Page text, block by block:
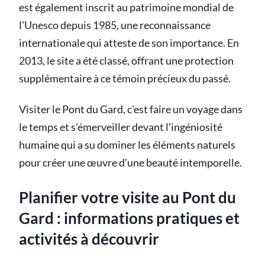
est également inscrit au patrimoine mondial de
l'Unesco depuis 1985, une reconnaissance
internationale qui atteste de son importance. En
2013, le site a été classé, offrant une protection
supplémentaire à ce témoin précieux du passé.
Visiter le Pont du Gard, c'est faire un voyage dans
le temps et s'émerveiller devant l'ingéniosité
humaine qui a su dominer les éléments naturels
pour créer une œuvre d'une beauté intemporelle.
Planifier votre visite au Pont du
Gard : informations pratiques et
activités à découvrir